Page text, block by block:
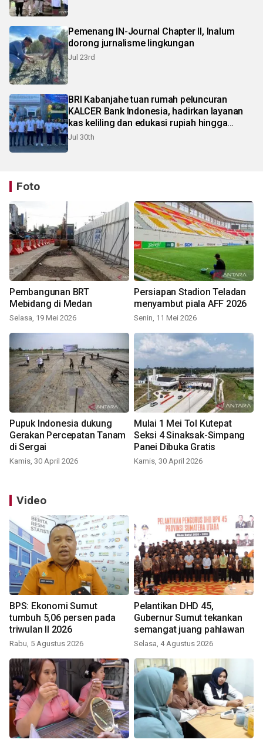
Pemenang IN-Journal Chapter II, Inalum
dorong jurnalisme lingkungan
Jul 23rd
BRI Kabanjahe tuan rumah peluncuran
KALCER Bank Indonesia, hadirkan layanan
kas keliling dan edukasi rupiah hingga
pelosok Karo
Jul 30th
Foto
Pembangunan BRT
Mebidang di Medan
Selasa, 19 Mei 2026
Persiapan Stadion Teladan
menyambut piala AFF 2026
Senin, 11 Mei 2026
Pupuk Indonesia dukung
Gerakan Percepatan Tanam
di Sergai
Kamis, 30 April 2026
Mulai 1 Mei Tol Kutepat
Seksi 4 Sinaksak-Simpang
Panei Dibuka Gratis
Kamis, 30 April 2026
Video
BPS: Ekonomi Sumut
tumbuh 5,06 persen pada
triwulan II 2026
Rabu, 5 Agustus 2026
Pelantikan DHD 45,
Gubernur Sumut tekankan
semangat juang pahlawan
Selasa, 4 Agustus 2026